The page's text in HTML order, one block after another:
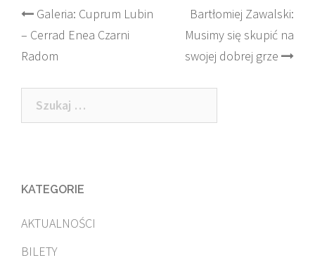
Post
navigation
Galeria: Cuprum Lubin
– Cerrad Enea Czarni
Radom
Bartłomiej Zawalski:
Musimy się skupić na
swojej dobrej grze
Szukaj:
KATEGORIE
AKTUALNOŚCI
BILETY